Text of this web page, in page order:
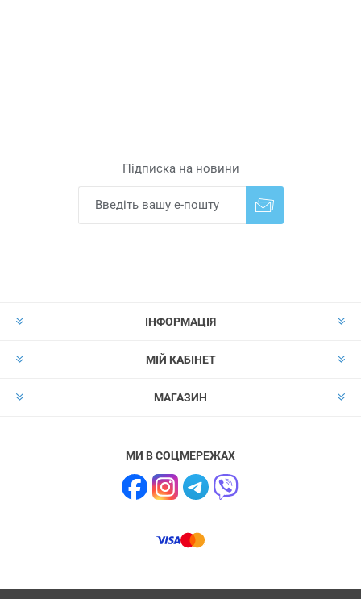
Підписка на новини
ІНФОРМАЦІЯ
МІЙ КАБІНЕТ
МАГАЗИН
МИ В СОЦМЕРЕЖАХ